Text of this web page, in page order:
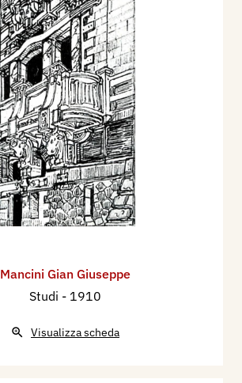
Mancini Gian Giuseppe
Studi - 1910
Visualizza scheda